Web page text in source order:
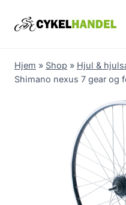
Hjem » Shop » Hjul &
Shimano nexus 7 gear og